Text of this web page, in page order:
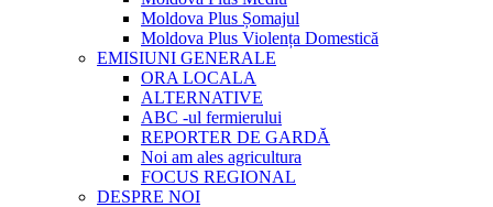
Moldova Plus Șomajul
Moldova Plus Violența Domestică
EMISIUNI GENERALE
ORA LOCALA
ALTERNATIVE
ABC -ul fermierului
REPORTER DE GARDĂ
Noi am ales agricultura
FOCUS REGIONAL
DESPRE NOI